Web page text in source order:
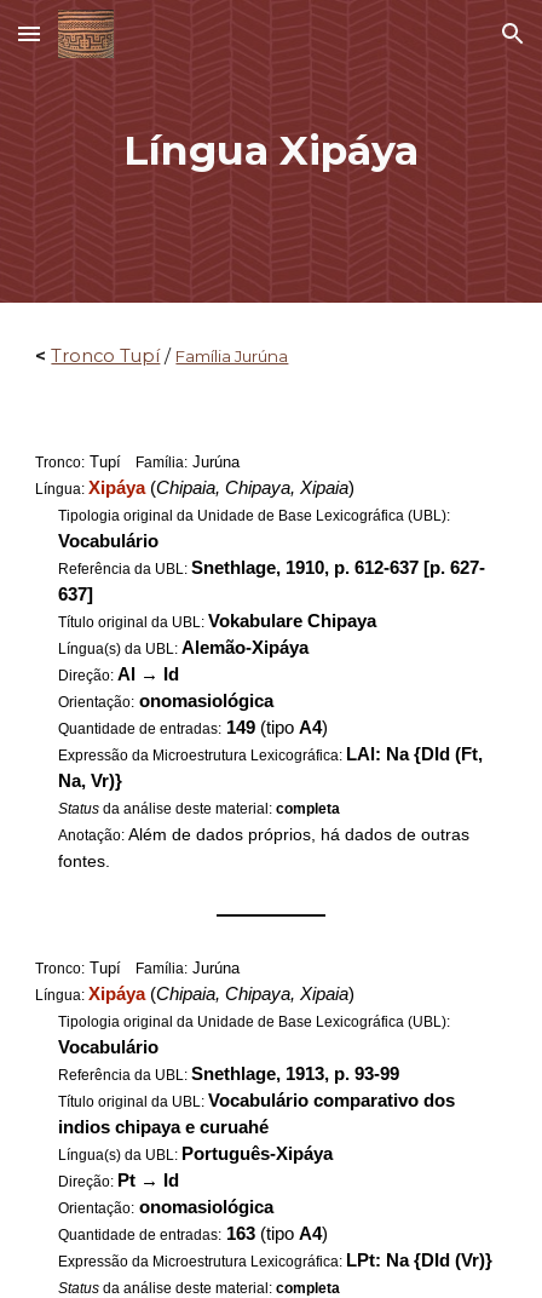
Skip to main content Skip to navigation
Língua Xipáya
< Tronco Tupí/ Família Jurúna
Tronco: Tupí Família: Jurúna
Língua:Xipáya(Chipaia, Chipaya, Xipaia)
Tipologia original da Unidade de Base Lexicográfica (UBL):
Vocabulário
Referência da UBL:Snethlage, 1910, p. 612-637 [p. 627-
637]
Título original da UBL: Vokabulare Chipaya
Língua(s) da UBL:Alemão-Xipáya
Direção:Al → Id
Orientação: onomasiológica
Quantidade de entradas: 149 (tipoA4)
Expressão da Microestrutura Lexicográfica: LAl: Na {DId (Ft,
Na, Vr)}
Status da análise deste material:completa
Anotação:Além de dados próprios, há dados de outras
fontes.
——————
Tronco: Tupí Família: Jurúna
Língua:Xipáya(Chipaia, Chipaya, Xipaia)
Tipologia original da Unidade de Base Lexicográfica (UBL):
Vocabulário
Referência da UBL:Snethlage, 1913, p. 93-99
Título original da UBL: Vocabulário comparativo dos
indios chipaya e curuahé
Língua(s) da UBL: Português-Xipáya
Direção: Pt → Id
Orientação: onomasiológica
Quantidade de entradas: 163 (tipoA4)
Expressão da Microestrutura Lexicográfica: LPt: Na {DId (Vr)}
Status da análise deste material:completa